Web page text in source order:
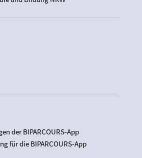
der BIPARCOURS-App
für die BIPARCOURS-App